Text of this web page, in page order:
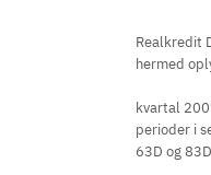
Realkredit
hermed
kvartal
perioder i
63D og